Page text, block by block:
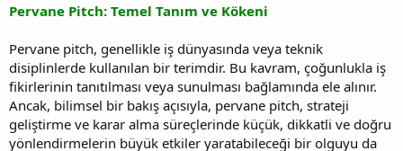
Pervane Pitch: Temel Tanım ve Kökeni
Pervane pitch, genellikle iş dünyasında veya teknik
disiplinlerde kullanılan bir terimdir. Bu kavram, çoğunlukla iş
fikirlerinin tanıtılması veya sunulması bağlamında ele alınır.
Ancak, bilimsel bir bakış açısıyla, pervane pitch, strateji
geliştirme ve karar alma süreçlerinde küçük, dikkatli ve doğru
yönlendirmelerin büyük etkiler yaratabileceği bir olguyu da